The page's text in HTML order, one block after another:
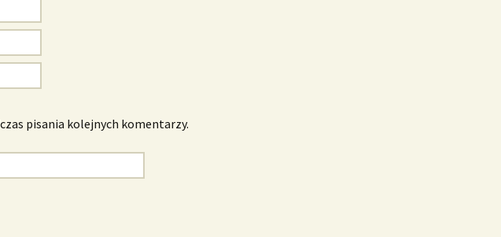
pisania kolejnych komentarzy.